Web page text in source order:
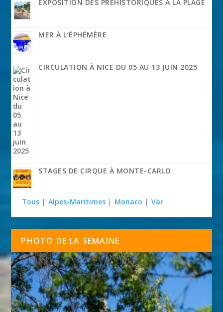
EXPOSITION DES PRÉHISTORIQUES À LA PLAGE
MER À L’ÉPHÉMÈRE
CIRCULATION À NICE DU 05 AU 13 JUIN 2025
STAGES DE CIRQUE À MONTE-CARLO
Tous | Alpes-Maritimes | Monaco | Var
PHOTO DE LA SEMAINE